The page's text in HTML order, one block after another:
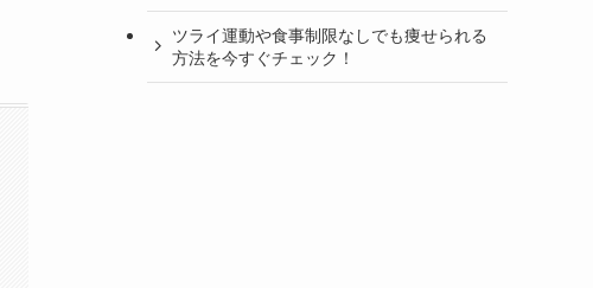
ツライ運動や食事制限なしでも痩せられる
方法を今すぐチェック！